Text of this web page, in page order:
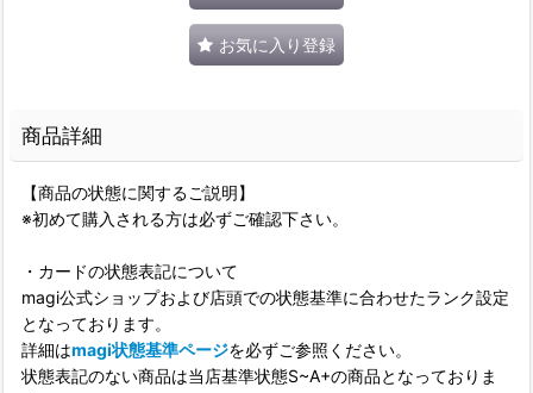
お気に入り登録
商品詳細
【商品の状態に関するご説明】
※初めて購入される方は必ずご確認下さい。
・カードの状態表記について
magi公式ショップおよび店頭での状態基準に合わせたランク設定
となっております。
詳細はmagi状態基準ページを必ずご参照ください。
状態表記のない商品は当店基準状態S~A+の商品となっておりま